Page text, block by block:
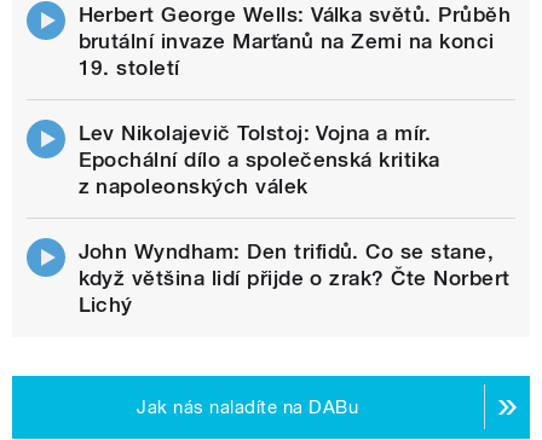
Herbert George Wells: Válka světů. Průběh
brutální invaze Marťanů na Zemi na konci
19. století
Lev Nikolajevič Tolstoj: Vojna a mír.
Epochální dílo a společenská kritika
z napoleonských válek
John Wyndham: Den trifidů. Co se stane,
když většina lidí přijde o zrak? Čte Norbert
Lichý
Jak nás naladíte na DABu